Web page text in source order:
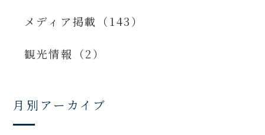
メディア掲載（143）
観光情報（2）
月別アーカイブ